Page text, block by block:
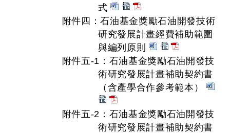
式
附件四：石油基金獎勵石油開發技術
研究發展計畫經費補助範圍
與編列原則
附件五-1：石油基金獎勵石油開發技
術研究發展計畫補助契約書
（含產學合作參考範本）
附件五-2：石油基金獎勵石油開發技
術研究發展計畫補助契約書